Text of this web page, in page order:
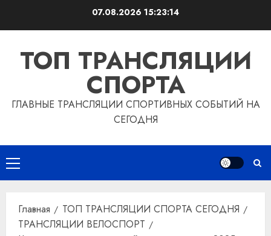
07.08.2026 15:23:15
ТОП ТРАНСЛЯЦИИ
СПОРТА
ГЛАВНЫЕ ТРАНСЛЯЦИИ СПОРТИВНЫХ СОБЫТИЙ НА
СЕГОДНЯ
Основное
меню
Главная
ТОП ТРАНСЛЯЦИИ СПОРТА СЕГОДНЯ
ТРАНСЛЯЦИИ ВЕЛОСПОРТ